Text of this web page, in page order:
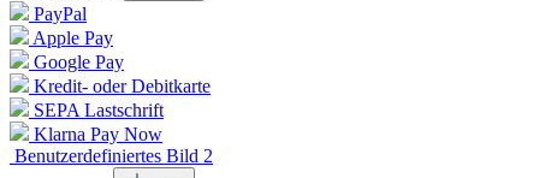
PayPal
Apple Pay
Google Pay
Kredit- oder Debitkarte
SEPA Lastschrift
Klarna Pay Now
Benutzerdefiniertes Bild 2